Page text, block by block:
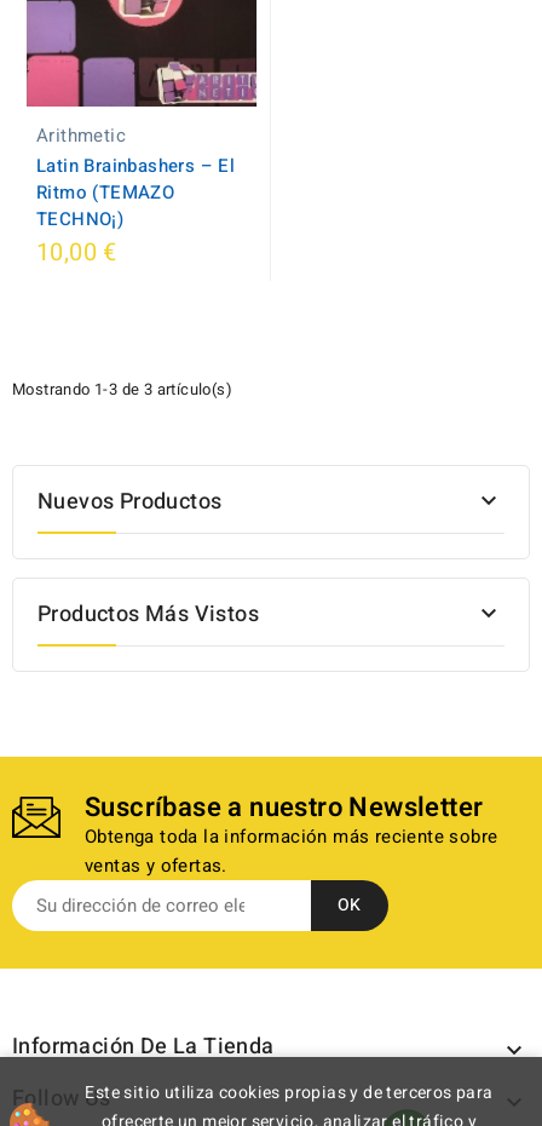
Arithmetic
Latin Brainbashers – El
Ritmo (TEMAZO
TECHNO¡)
10,00 €
Mostrando 1-3 de 3 artículo(s)
Nuevos Productos 
Productos Más Vistos 
Suscríbase a nuestro Newsletter
Obtenga toda la información más reciente sobre
ventas y ofertas.
Información De La Tienda 
Follow Us 
Este sitio utiliza cookies propias y de terceros para